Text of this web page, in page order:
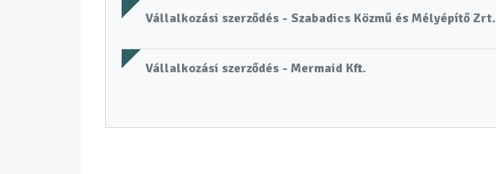
Vállalkozási szerződés - Szabadics Közmű és Mélyépítő Zrt.
Vállalkozási szerződés - Mermaid Kft.